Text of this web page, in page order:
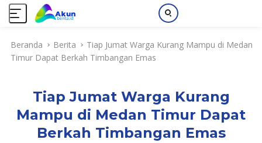
Beranda Berita
Tiap Jumat Warga Kurang Mampu di Medan
Timur Dapat Berkah Timbangan Emas
Tiap Jumat Warga Kurang
Mampu di Medan Timur Dapat
Berkah Timbangan Emas